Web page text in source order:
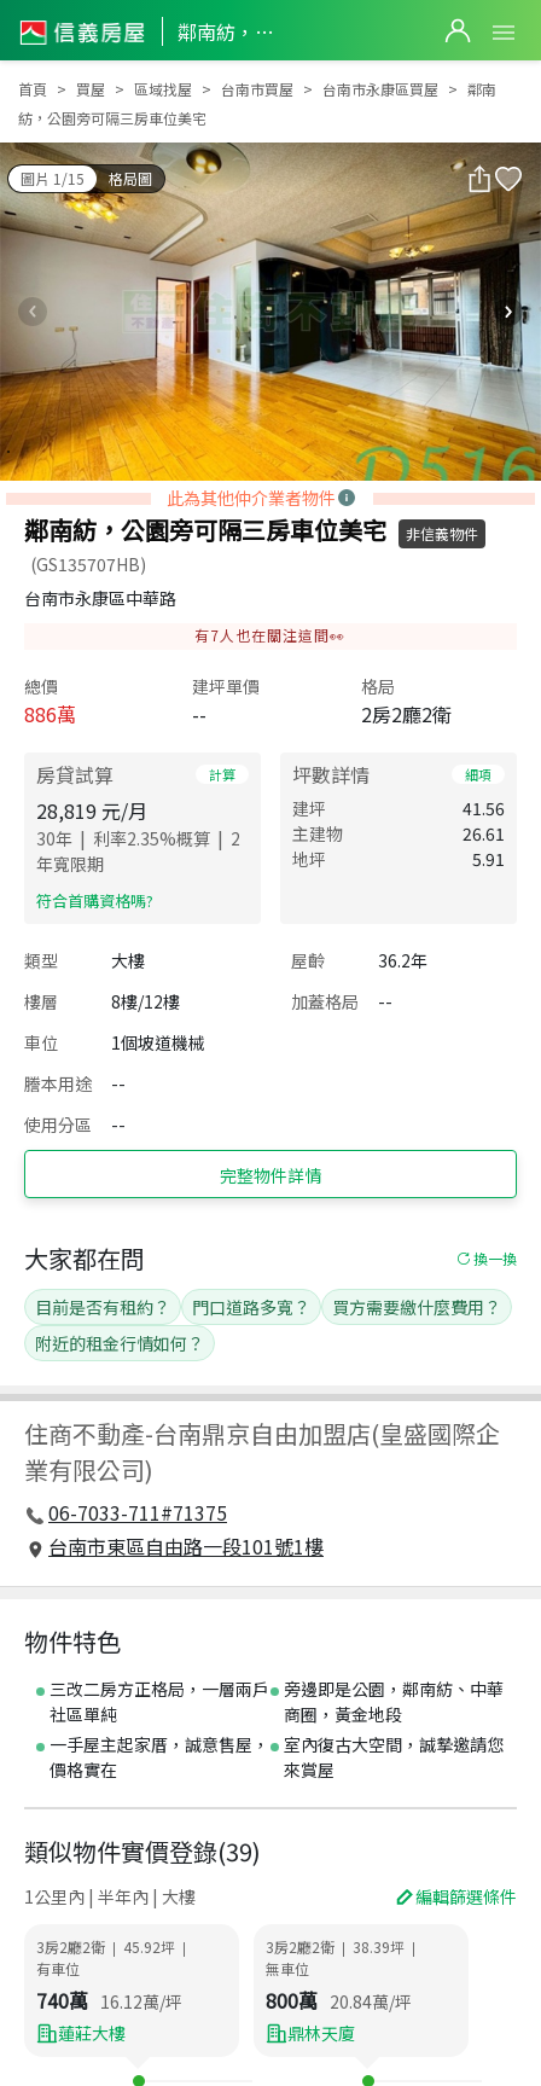
鄰南紡，公園旁可隔三房車位美宅
鄰南紡，公園旁可隔三房車位美宅
首頁 買屋 區域找屋 台南市買屋 台南市永康區買屋
鄰南
紡，公園旁可隔三房車位美宅
圖片 1/15 格局圖
此為其他仲介業者物件
鄰南紡，公園旁可隔三房車位美宅 非信義物件
(GS135707HB)
台南市永康區中華路
有7人也在關注這間👀
總價
886萬
建坪單價
--
格局
2房2廳2衛
房貸試算 計算
28,819 元/月
30年 | 利率2.35%概算 | 2
年寬限期
​符合首購資格嗎?
坪數詳情 細項
建坪
41.56
主建物
26.61
地坪
5.91
類型 大樓 屋齡
36.2年
樓層
8樓/12樓 加蓋格局
--
車位
1個坡道機械
謄本用途
--
使用分區
--
完整物件詳情
住商不動產-台南鼎京自由加盟店(皇盛國際企
業有限公司)
06-7033-711#71375
台南市東區自由路一段101號1樓
大家都在問 換一換
目前是否有租約？ 門口道路多寬？
買方需要繳什麼費用？
附近的租金行情如何？
物件特色
三改二房方正格局，一層兩戶
社區單純
旁邊即是公園，鄰南紡、中華
商圈，黃金地段
一手屋主起家厝，誠意售屋，
價格實在
室內復古大空間，誠摯邀請您
來賞屋
類似物件實價登錄(39)
1公里內 | 半年內 | 大樓 編輯篩選條件
3房2廳2衛 | 45.92坪 |
有車位
740萬 16.12萬/坪
蓮莊大樓
3房2廳2衛 | 38.39坪 |
無車位
800萬 20.84萬/坪
鼎林天廈